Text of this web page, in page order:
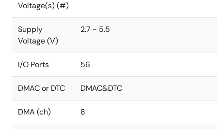
Voltage(s) (#)
Supply
Voltage (V)
2.7 - 5.5
I/O Ports 56
DMAC or DTC DMAC&DTC
DMA (ch) 8